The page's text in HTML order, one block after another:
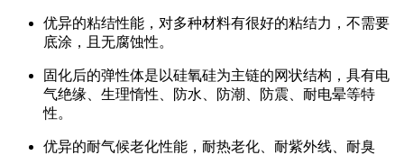
优异的粘结性能，对多种材料有很好的粘结力，不需要
底涂，且无腐蚀性。
固化后的弹性体是以硅氧硅为主链的网状结构，具有电
气绝缘、生理惰性、防水、防潮、防震、耐电晕等特
性。
优异的耐气候老化性能，耐热老化、耐紫外线、耐臭